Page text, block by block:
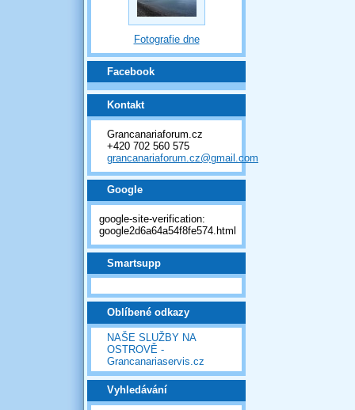
Fotografie dne
Facebook
Kontakt
Grancanariaforum.cz
+420 702 560 575
grancanariaforum.cz@gmail.com
Google
google-site-verification:
google2d6a64a54f8fe574.html
Smartsupp
Oblíbené odkazy
NAŠE SLUŽBY NA
OSTROVĚ -
Grancanariaservis.cz
Vyhledávání